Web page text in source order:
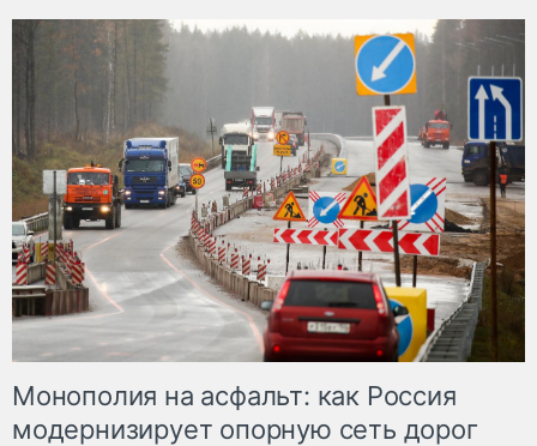
Монополия на асфальт: как Россия
модернизирует опорную сеть дорог